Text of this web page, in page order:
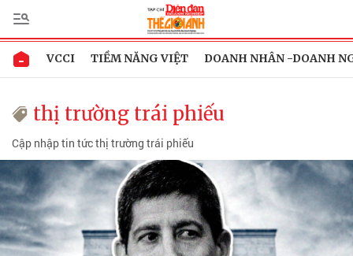
VCCI TIỀM NĂNG VIỆT DOANH NHÂN -DOANH
thị trường trái phiếu
Cập nhập tin tức thị trường trái phiếu